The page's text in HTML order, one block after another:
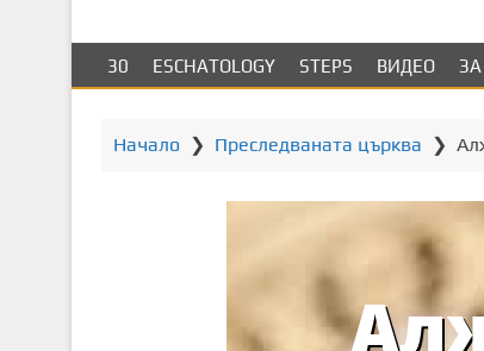
к
30 ESCHATOLOGY STEPS ВИДЕО
Начало ❯ Преследваната църква ❯